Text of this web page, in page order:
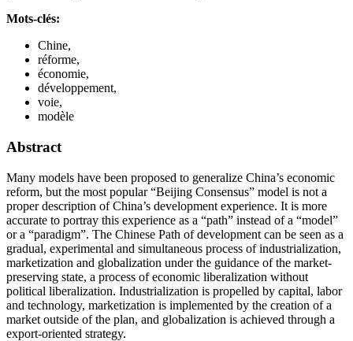
Mots-clés:
Chine,
réforme,
économie,
développement,
voie,
modèle
Abstract
Many models have been proposed to generalize China’s economic
reform, but the most popular “Beijing Consensus” model is not a
proper description of China’s development experience. It is more
accurate to portray this experience as a “path” instead of a “model”
or a “paradigm”. The Chinese Path of development can be seen as a
gradual, experimental and simultaneous process of industrialization,
marketization and globalization under the guidance of the market-
preserving state, a process of economic liberalization without
political liberalization. Industrialization is propelled by capital, labor
and technology, marketization is implemented by the creation of a
market outside of the plan, and globalization is achieved through a
export-oriented strategy.